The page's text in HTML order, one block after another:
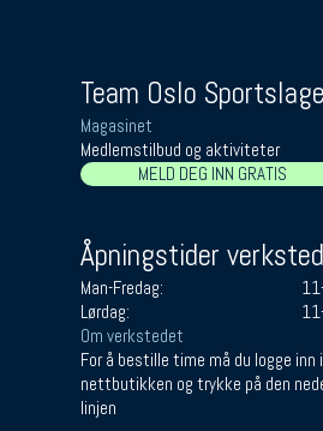
Team Oslo
Magasinet
Medlemstilbud og aktiviteter
MELD DEG INN GRATIS
Åpningstider
Man-Fredag:
Lørdag:
Om verkstedet
For å bestille time må du logge inn i
nettbutikken og trykke på den
linjen